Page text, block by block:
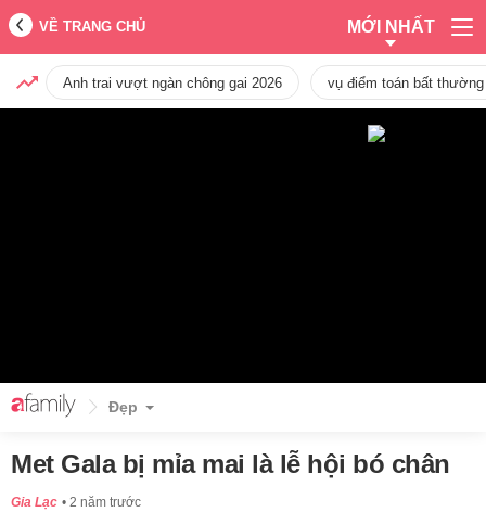
VỀ TRANG CHỦ MỚI NHẤT
Anh trai vượt ngàn chông gai 2026 vụ điểm toán bất
Đẹp
Met Gala bị mỉa mai là lễ hội bó chân
Gia Lạc 2 năm trước